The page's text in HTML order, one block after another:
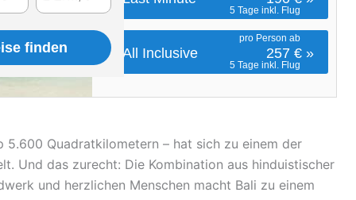
5.600 Quadratkilometern – hat sich zu einem der
Und das zurecht: Die Kombination aus hinduistischer
und herzlichen Menschen macht Bali zu einem